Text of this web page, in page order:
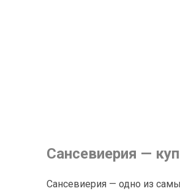
Сансевиерия —
Сансевиерия — одно из